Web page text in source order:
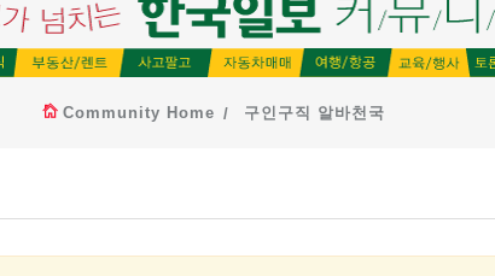
Community Home 구인구직 알바천국